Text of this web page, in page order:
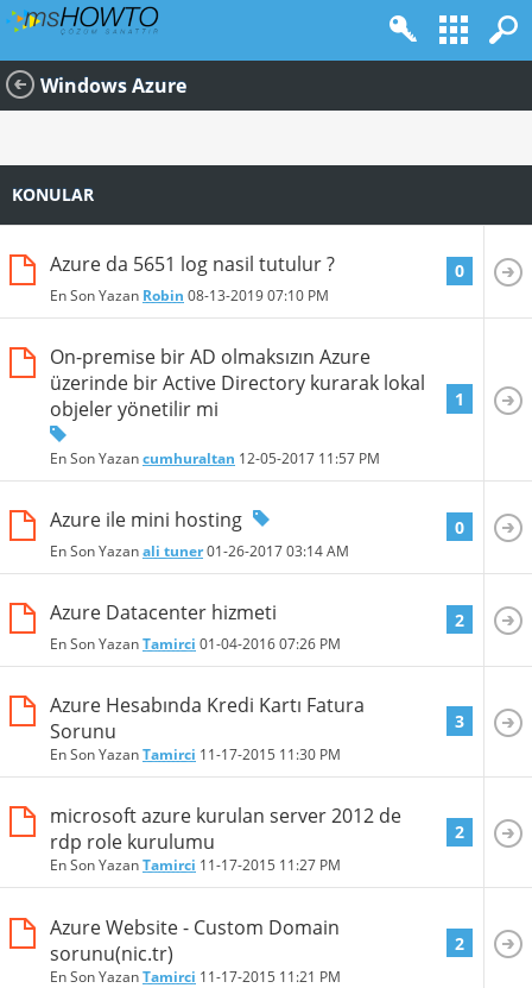
Windows Azure
KONULAR
Azure da 5651 log nasil tutulur ?
En Son Yazan Robin 08-13-201907:10 PM
0
On-premise bir AD olmaksızın Azure
üzerinde bir Active Directory kurarak lokal
objeler yönetilir mi
En Son Yazancumhuraltan 12-05-2017 11:57 PM
1
Azure ile mini hosting
En Son Yazanali tuner01-26-201703:14 AM
0
Azure Datacenter hizmeti
En Son YazanTamirci 01-04-201607:26 PM
2
Azure Hesabında Kredi Kartı Fatura
Sorunu
En Son YazanTamirci 11-17-2015 11:30 PM
3
microsoft azure kurulan server 2012 de
rdp role kurulumu
En Son YazanTamirci 11-17-2015 11:27 PM
2
Azure Website - Custom Domain
sorunu(nic.tr)
En Son YazanTamirci 11-17-2015 11:21 PM
2